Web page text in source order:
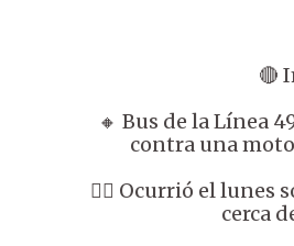
🔴
🔸 Bus de la Línea
contra una
👉🏼 Ocurrió el lunes
cerca